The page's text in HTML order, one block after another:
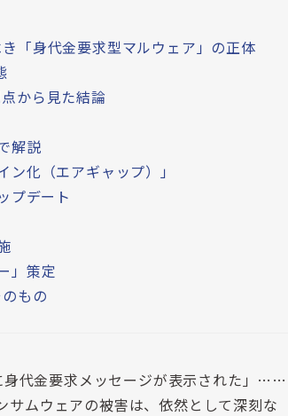
「身代金要求型マルウェア」の正体
から見た結論
解説
化（エアギャップ）」
プデート
」策定
もの
身代金要求メッセージが表示された」……
ムウェアの被害は、依然として深刻な